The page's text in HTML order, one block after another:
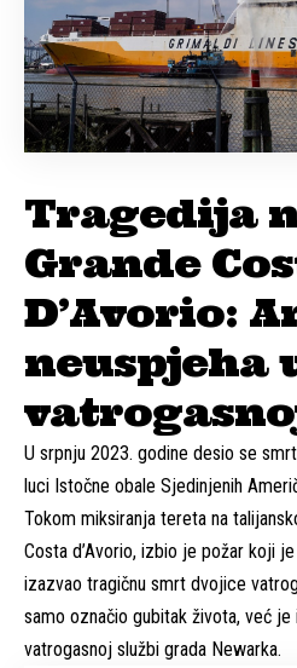
Tragedija
Grande
D’Avorio:
neuspjeha
U srpnju 2023. godine desio se
luci Istočne obale Sjedinjenih
Tokom miksiranja tereta na
Costa d’Avorio, izbio je požar koji
izazvao tragičnu smrt dvojice
samo označio gubitak života, već
vatrogasnoj službi grada Newarka.